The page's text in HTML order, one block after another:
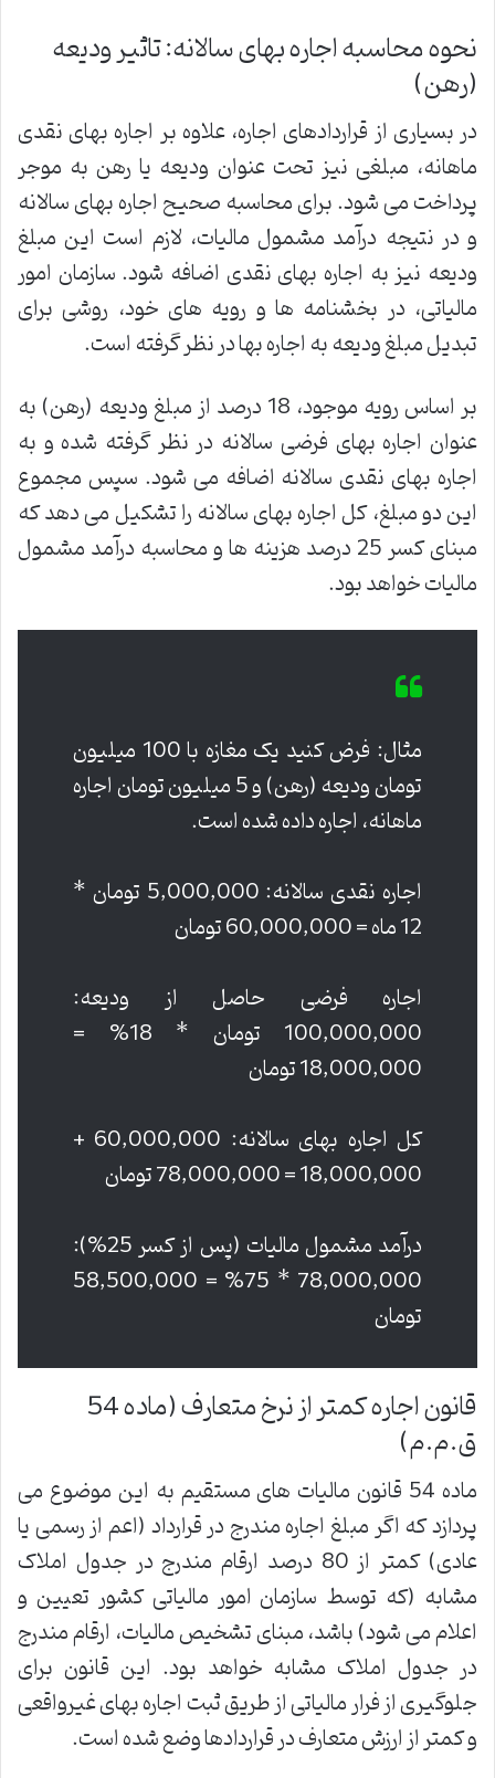
نحوه محاسبه اجاره بهای سالانه: تاثیر ودیعه
(رهن)
در بسیاری از قراردادهای اجاره، علاوه بر اجاره بهای نقدی
ماهانه، مبلغی نیز تحت عنوان ودیعه یا رهن به موجر
پرداخت می شود. برای محاسبه صحیح اجاره بهای سالانه
و در نتیجه درآمد مشمول مالیات، لازم است این مبلغ
ودیعه نیز به اجاره بهای نقدی اضافه شود. سازمان امور
مالیاتی، در بخشنامه ها و رویه های خود، روشی برای
تبدیل مبلغ ودیعه به اجاره بها در نظر گرفته است.
بر اساس رویه موجود، 18 درصد از مبلغ ودیعه (رهن) به
عنوان اجاره بهای فرضی سالانه در نظر گرفته شده و به
اجاره بهای نقدی سالانه اضافه می شود. سپس مجموع
این دو مبلغ، کل اجاره بهای سالانه را تشکیل می دهد که
مبنای کسر 25 درصد هزینه ها و محاسبه درآمد مشمول
مالیات خواهد بود.
مثال: فرض کنید یک مغازه با 100 میلیون
تومان ودیعه (رهن) و 5 میلیون تومان اجاره
ماهانه، اجاره داده شده است.
اجاره نقدی سالانه: 5,000,000 تومان *
12 ماه = 60,000,000 تومان
اجاره فرضی حاصل از ودیعه:
100,000,000 تومان * 18% =
18,000,000 تومان
کل اجاره بهای سالانه: 60,000,000 +
18,000,000 = 78,000,000 تومان
درآمد مشمول مالیات (پس از کسر 25%):
78,000,000 * 75% = 58,500,000
تومان
قانون اجاره کمتر از نرخ متعارف (ماده 54
ق.م.م)
ماده 54 قانون مالیات های مستقیم به این موضوع می
پردازد که اگر مبلغ اجاره مندرج در قرارداد (اعم از رسمی یا
عادی) کمتر از 80 درصد ارقام مندرج در جدول املاک
مشابه (که توسط سازمان امور مالیاتی کشور تعیین و
اعلام می شود) باشد، مبنای تشخیص مالیات، ارقام مندرج
در جدول املاک مشابه خواهد بود. این قانون برای
جلوگیری از فرار مالیاتی از طریق ثبت اجاره بهای غیرواقعی
و کمتر از ارزش متعارف در قراردادها وضع شده است.